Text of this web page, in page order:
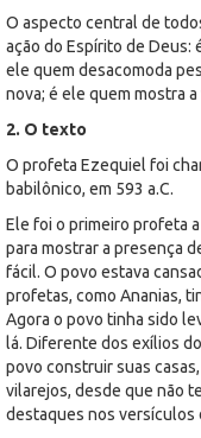
O aspecto central de
ação do Espírito de Deus:
ele quem desacomoda
nova; é ele quem mostra
2. O texto
O profeta Ezequiel foi
babilônico, em 593 a.C.
Ele foi o primeiro profeta
para mostrar a presença
fácil. O povo estava
profetas, como Ananias,
Agora o povo tinha sido
lá. Diferente dos exílios
povo construir suas
vilarejos, desde que não
destaques nos versículos